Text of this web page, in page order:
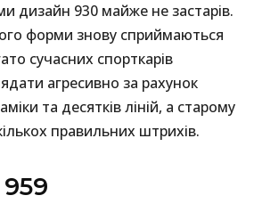
дизайн 930 майже не застарів.
форми знову сприймаються
сучасних спорткарів
агресивно за рахунок
та десятків ліній, а старому
правильних штрихів.